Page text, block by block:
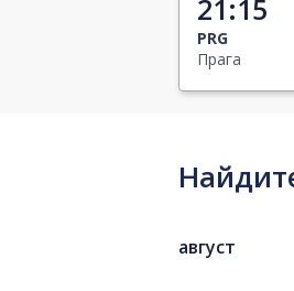
21:15
PRG
Прага
август